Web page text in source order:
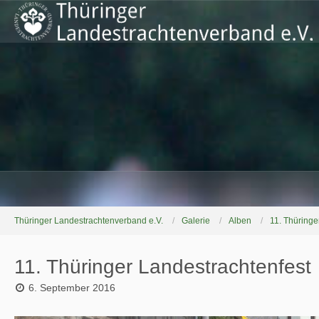
Thüringer Landestrachtenverband e.V. Galerie Alben 11.
11. Thüringer Landestrachtenfest
6. September 2016